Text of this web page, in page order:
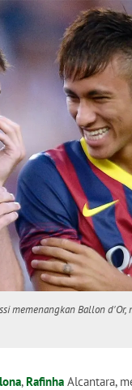
memenangkan Ballon
,Rafinha Alcantara,